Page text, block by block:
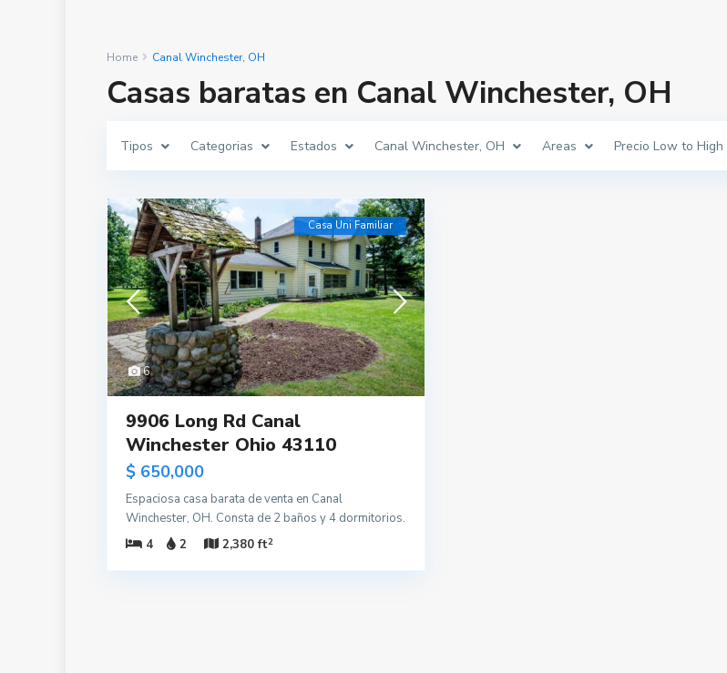
Home Canal Winchester, OH
Casas baratas en Canal Winchester, OH
Tipos Categorias Estados Canal Winchester, OH Areas Precio Low to High
6
Casa Uni Familiar
9906 Long Rd Canal
Winchester Ohio 43110
$ 650,000
Espaciosa casa barata de venta en Canal
Winchester, OH. Consta de 2 baños y 4 dormitorios.
4
2 2,380 ft2